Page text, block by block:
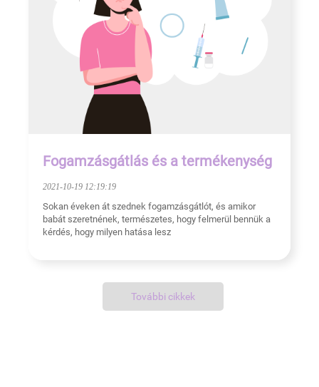
Fogamzásgátlás és a termékenység
2021-10-19 12:19:19
Sokan éveken át szednek fogamzásgátlót, és amikor
babát szeretnének, természetes, hogy felmerül bennük a
kérdés, hogy milyen hatása lesz
További cikkek